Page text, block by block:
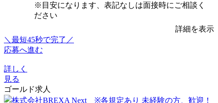
※目安になります、表記なしは面接時にご相談く
ださい
詳細を表示
＼最短45秒で完了／
応募へ進む
詳しく
見る
ゴールド求人